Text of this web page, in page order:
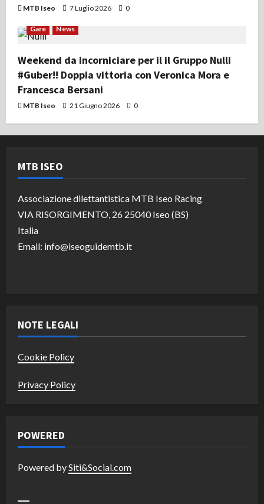
MTB Iseo 7 Luglio 2026 0
Gare News
Weekend da incorniciare per il il Gruppo Nulli
#Guber!! Doppia vittoria con Veronica Mora e
Francesca Bersani
MTB Iseo 21 Giugno 2026 0
MTB ISEO
Associazione dilettantistica MTB Iseo Racing
VIA RISORGIMENTO, 26 25040 Iseo (BS)
Italia
Email: info@iseoguidemtb.it
NOTE LEGALI
Cookie Policy
Privacy Policy
POWERED
Powered bySiti&Social.com